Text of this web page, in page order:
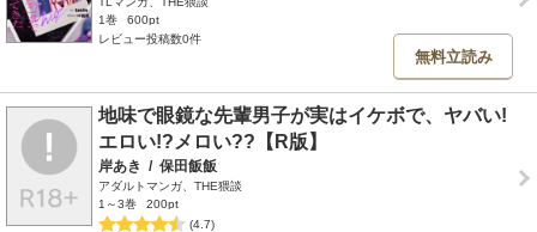
1巻
600pt
レビュー投稿数0件
無料立読み
地味で眼鏡な先輩男子が実はイケボで、ヤバい!
エロい!?メロい??【R版】
岸あき / 保田飯飯
アダルトマンガ、THE猥談
1～3巻
200pt
(4.7)